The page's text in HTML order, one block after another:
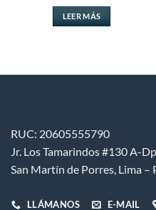
original
era:
S/ 39.99.
LEER MÁS
RUC: 20605555790
Jr. Los Tamarindos #130 A-
San Martín de Porres, Lima –
LLÁMANOS E-MAIL